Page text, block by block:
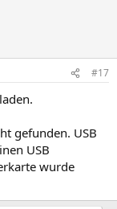
#17
gefunden. USB
USB
wurde